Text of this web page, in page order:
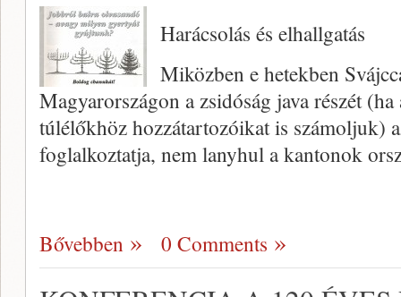
Harácsolás és elhallgatás
Miközben e hetekben
Magyarországon a zsidóság java ré­szét
túlélőkhöz hozzátartozóikat is számoljuk)
foglalkoztatja, nem lanyhul a kantonok
Bővebben 0 Comments